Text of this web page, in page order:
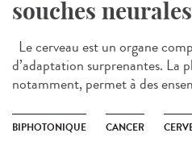
souches neurales
Le cerveau est un organe
d’adaptation surprenantes. La
notamment, permet à des
BIPHOTONIQUE CANCER